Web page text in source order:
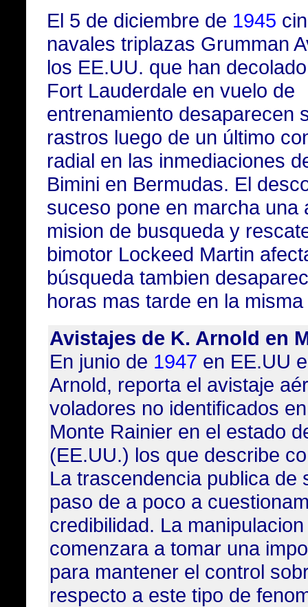
El 5 de diciembre de 1945
navales triplazas Grumman
los EE.UU. que han
Fort Lauderdale en vuelo de
entrenamiento desaparecen
rastros luego de un último
radial en las inmediaciones
Bimini en Bermudas. El
suceso pone en marcha una
mision de busqueda y
bimotor Lockeed Martin
búsqueda tambien
horas mas tarde en la
Avistajes de K. Arnold en
En junio de 1947 en EE.UU
Arnold, reporta el avistaje
voladores no identificados
Monte Rainieren el estado
(EE.UU.) los que describe
La trascendencia publica de
paso de a poco a
credibilidad. La
comenzara a tomar una
para mantener el control
respecto a este tipo de